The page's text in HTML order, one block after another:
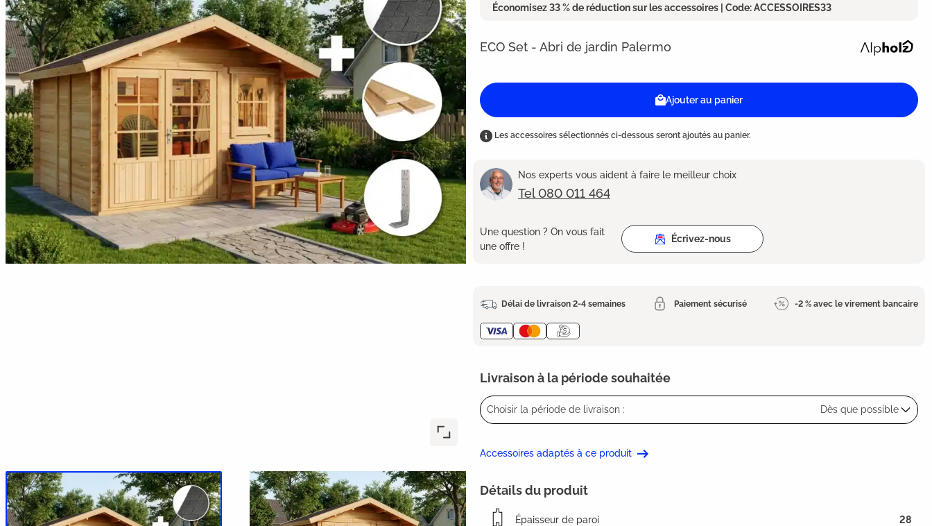
Économisez 33 % de réduction sur les accessoires | Code: ACCESSOIRES33
ECO Set - Abri de jardin Palermo
Ajouter au panier
Les accessoires sélectionnés ci-dessous seront ajoutés au panier.
Nos experts vous aident à faire le meilleur choix
Tel 080 011 464
Une question ? On vous fait
une offre !
Écrivez-nous
Délai de livraison 2-4 semaines Paiement sécurisé -2 % avec le virement bancaire
Livraison à la période souhaitée
Choisir la période de livraison : Dès que possible
Accessoires adaptés à ce produit
Détails du produit
Épaisseur de paroi 28